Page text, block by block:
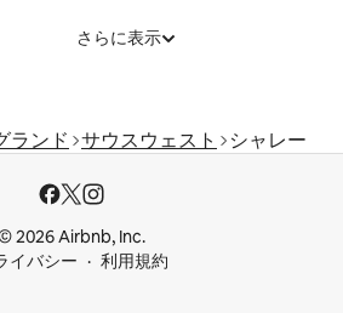
さらに表示
ランド サウスウェスト シャレー
2026 Airbnb, Inc.
イバシー
利用規約